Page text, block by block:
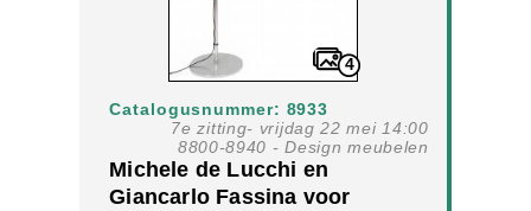
4
Catalogusnummer: 8933
7e zitting- vrijdag 22 mei 14:00
8800-8940 - Design meubelen
Michele de Lucchi en
Giancarlo Fassina voor